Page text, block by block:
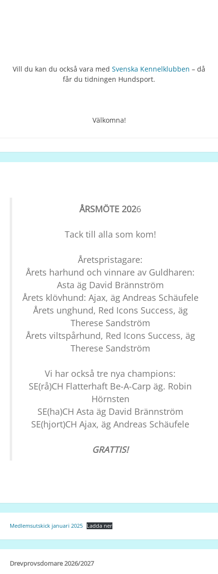
Vill du kan du också vara med Svenska Kennelklubben – då
får du tidningen Hundsport.
Välkomna!
ÅRSMÖTE 2026
Tack till alla som kom!
Åretspristagare:
Årets harhund och vinnare av Guldharen:
Asta äg David Brännström
Årets klövhund: Ajax, äg Andreas Schäufele
Årets unghund, Red Icons Success, äg
Therese Sandström
Årets viltspårhund, Red Icons Success, äg
Therese Sandström
Vi har också tre nya champions:
SE(rå)CH Flatterhaft Be-A-Carp äg. Robin
Hörnsten
SE(ha)CH Asta äg David Brännström
SE(hjort)CH Ajax, äg Andreas Schäufele
GRATTIS!
Medlemsutskick januari 2025 Ladda ner
Drevprovsdomare 2026/2027